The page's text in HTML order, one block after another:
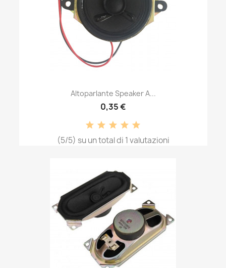
Altoparlante Speaker A...
0,35 €
(5/5) su un total di 1 valutazioni